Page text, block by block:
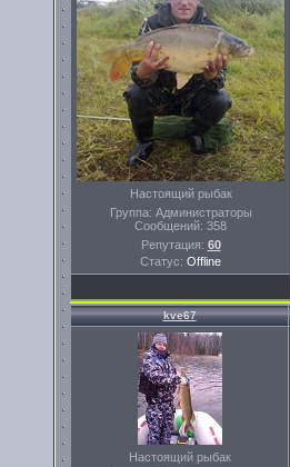
Настоящий рыбак
Группа: Администраторы
Сообщений: 358
Репутация: 60
Статус: Offline
kve67
Настоящий рыбак